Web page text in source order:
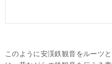
このように安渓鉄観音をルーツ